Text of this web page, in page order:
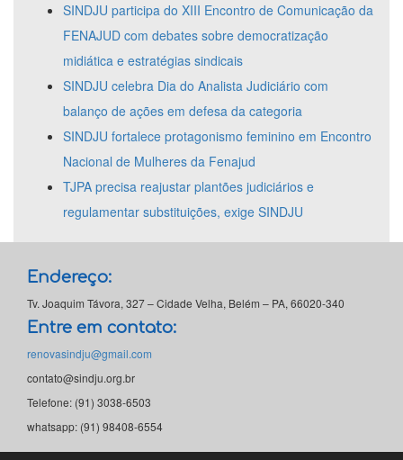
SINDJU participa do XIII Encontro de Comunicação da
FENAJUD com debates sobre democratização
midiática e estratégias sindicais
SINDJU celebra Dia do Analista Judiciário com
balanço de ações em defesa da categoria
SINDJU fortalece protagonismo feminino em Encontro
Nacional de Mulheres da Fenajud
TJPA precisa reajustar plantões judiciários e
regulamentar substituições, exige SINDJU
Endereço:
Tv. Joaquim Távora, 327 – Cidade Velha, Belém – PA, 66020-340
Entre em contato:
renovasindju@gmail.com
contato@sindju.org.br
Telefone: (91) 3038-6503
whatsapp: (91) 98408-6554